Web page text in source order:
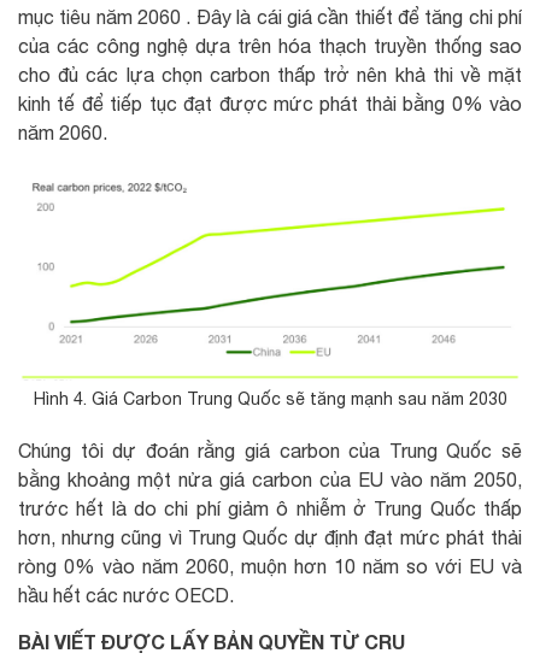
mục tiêu năm 2060 . Đây là cái giá cần thiết để tăng chi phí
của các công nghệ dựa trên hóa thạch truyền thống sao
cho đủ các lựa chọn carbon thấp trở nên khả thi về mặt
kinh tế để tiếp tục đạt được mức phát thải bằng 0% vào
năm 2060.
Hình 4. Giá Carbon Trung Quốc sẽ tăng mạnh sau năm 2030
Chúng tôi dự đoán rằng giá carbon của Trung Quốc sẽ
bằng khoảng một nửa giá carbon của EU vào năm 2050,
trước hết là do chi phí giảm ô nhiễm ở Trung Quốc thấp
hơn, nhưng cũng vì Trung Quốc dự định đạt mức phát thải
ròng 0% vào năm 2060, muộn hơn 10 năm so với EU và
hầu hết các nước OECD.
BÀI VIẾT ĐƯỢC LẤY BẢN QUYỀN TỪ CRU